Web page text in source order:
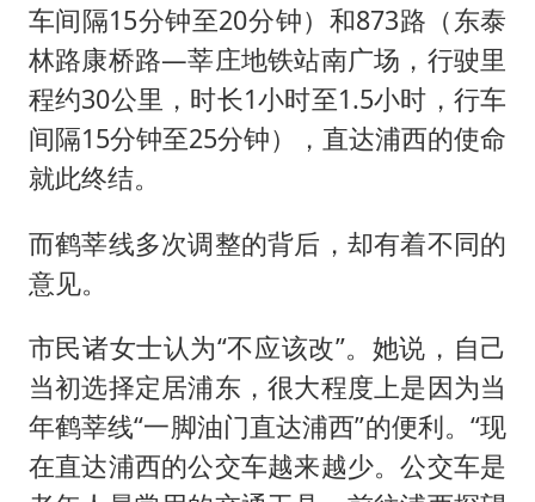
车间隔15分钟至20分钟）和873路（东泰
林路康桥路—莘庄地铁站南广场，行驶里
程约30公里，时长1小时至1.5小时，行车
间隔15分钟至25分钟），直达浦西的使命
就此终结。
而鹤莘线多次调整的背后，却有着不同的
意见。
市民诸女士认为“不应该改”。她说，自己
当初选择定居浦东，很大程度上是因为当
年鹤莘线“一脚油门直达浦西”的便利。“现
在直达浦西的公交车越来越少。公交车是